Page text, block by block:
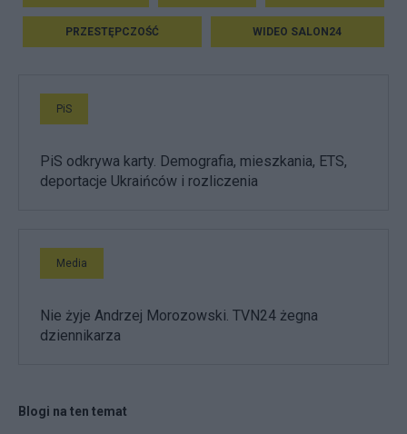
PRZESTĘPCZOŚĆ WIDEO SALON24
PiS
PiS odkrywa karty. Demografia, mieszkania, ETS,
deportacje Ukraińców i rozliczenia
Media
Nie żyje Andrzej Morozowski. TVN24 żegna
dziennikarza
Blogi na ten temat